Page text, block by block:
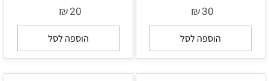
₪30
הוספה לסל
₪20
הוספה לסל